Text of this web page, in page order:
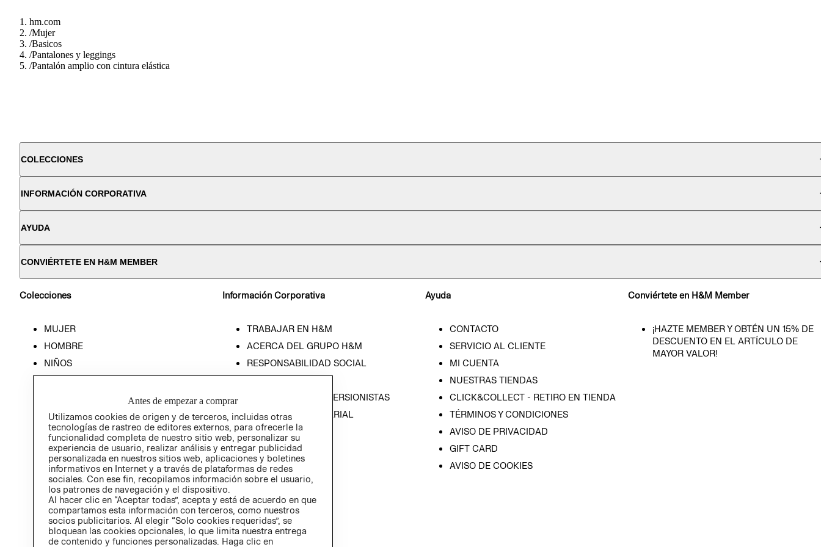
hm.com
/Mujer
/Basicos
/Pantalones y leggings
/Pantalón amplio con cintura elástica
COLECCIONES
INFORMACIÓN CORPORATIVA
AYUDA
CONVIÉRTETE EN H&M MEMBER
Colecciones
MUJER
HOMBRE
NIÑOS
Información Corporativa
TRABAJAR EN H&M
ACERCA DEL GRUPO H&M
RESPONSABILIDAD SOCIAL
RELACIÓN CON INVERSIONISTAS
POLÍTICA EMPRESARIAL
Ayuda
CONTACTO
SERVICIO AL CLIENTE
MI CUENTA
NUESTRAS TIENDAS
CLICK&COLLECT - RETIRO EN TIENDA
TÉRMINOS Y CONDICIONES
AVISO DE PRIVACIDAD
GIFT CARD
AVISO DE COOKIES
Conviértete en H&M Member
¡HAZTE MEMBER Y OBTÉN UN 15% DE
DESCUENTO EN EL ARTÍCULO DE
MAYOR VALOR!
Antes de empezar a comprar
Utilizamos cookies de origen y de terceros, incluidas otras
tecnologías de rastreo de editores externos, para ofrecerle la
funcionalidad completa de nuestro sitio web, personalizar su
experiencia de usuario, realizar análisis y entregar publicidad
personalizada en nuestros sitios web, aplicaciones y boletines
informativos en Internet y a través de plataformas de redes
sociales. Con ese fin, recopilamos información sobre el usuario,
los patrones de navegación y el dispositivo.
Al hacer clic en “Aceptar todas”, acepta y está de acuerdo en que
compartamos esta información con terceros, como nuestros
socios publicitarios. Al elegir “Solo cookies requeridas”, se
bloquean las cookies opcionales, lo que limita nuestra entrega
de contenido y funciones personalizadas. Haga clic en